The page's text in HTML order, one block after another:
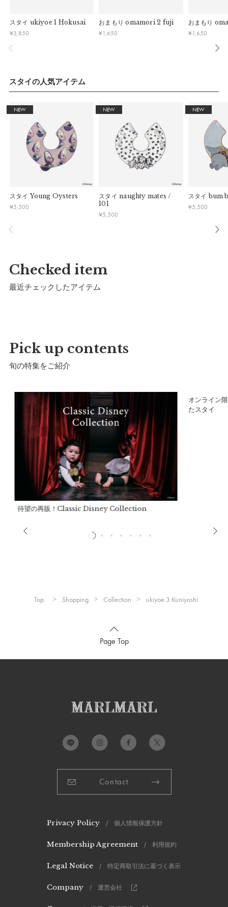
に。お呼ばれやお祝いの席でも喜ばれるアイテムです。
マールマールオリジナルパッケージでお届けいたし
※予告なくデザインを変更することがあります。
a）横幅：32.5cm
b）縦幅：10.5cm
首まわり：約25cm〜28cm
推奨年齢： 生後すぐ～2歳まで
※シリーズにより大きさが異なる場合があります。
※よだれのつたいもれ防止のため、一般的なスタイよりも、首
裏生地：
ポリエステル95%、ポリウレタン5%
※色移りする事がありますので、淡色のものと分けて洗ってく
ださい。
■ ご注意
・ご注文内容に確認すべき内容がある場合については発送日が
きかねますのでご了承お願いします。
・ご不明点などございましたらお気軽にお問い合わせくださ
スタイ ukiyoe 1 Hokusai
¥3,850
おまもり omamori 2 fuji
¥1,650
おまもり
¥1,650
スタイの人気アイテム
NEW
スタイ Young Oysters
¥5,500
NEW
スタイ naughty mates /
101
¥5,500
NEW
スタイ bum
¥5,500
Checked item
最近チェックしたアイテム
Pick up contents
旬の特集をご紹介
待望の再販！Classic Disney Collection
オンライン
たスタイ
Top Shopping Collection ukiyoe 3 Kuniyoshi
Page Top
Contact
Privacy Policy / 個人情報保護方針
Membership Agreement / 利用規約
Legal Notice / 特定商取引法に基づく表示
Company / 運営会社